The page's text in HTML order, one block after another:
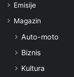
Emisije
Magazin
Auto-moto
Biznis
Kultura